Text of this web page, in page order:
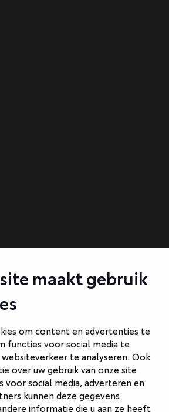
maakt gebruik
om content en advertenties te
functies voor social media te
te analyseren. Ook
over uw gebruik van onze site
voor social media, adverteren en
kunnen deze gegevens
informatie die u aan ze heeft